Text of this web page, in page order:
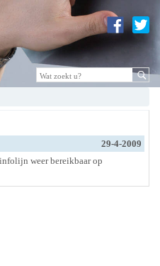
29-4-2009
weer bereikbaar op